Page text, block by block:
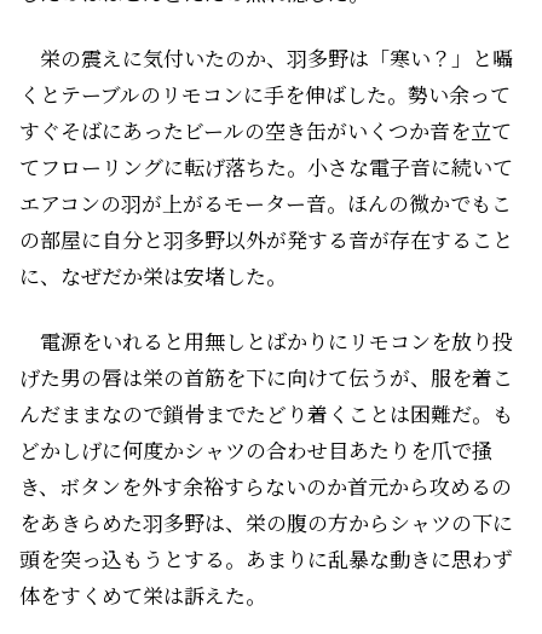
栄の震えに気付いたのか、羽多野は「寒い？」と囁
くとテーブルのリモコンに手を伸ばした。勢い余って
すぐそばにあったビールの空き缶がいくつか音を立て
てフローリングに転げ落ちた。小さな電子音に続いて
エアコンの羽が上がるモーター音。ほんの微かでもこ
の部屋に自分と羽多野以外が発する音が存在すること
に、なぜだか栄は安堵した。
電源をいれると用無しとばかりにリモコンを放り投
げた男の唇は栄の首筋を下に向けて伝うが、服を着こ
んだままなので鎖骨までたどり着くことは困難だ。も
どかしげに何度かシャツの合わせ目あたりを爪で掻
き、ボタンを外す余裕すらないのか首元から攻めるの
をあきらめた羽多野は、栄の腹の方からシャツの下に
頭を突っ込もうとする。あまりに乱暴な動きに思わず
体をすくめて栄は訴えた。